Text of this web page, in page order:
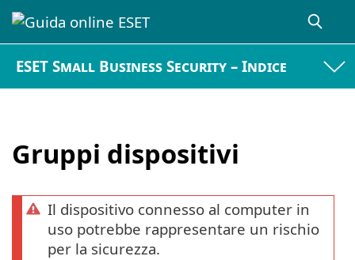
ESET Small Business Security – Indice
Gruppi dispositivi
Il dispositivo connesso al computer in
uso potrebbe rappresentare un rischio
per la sicurezza.